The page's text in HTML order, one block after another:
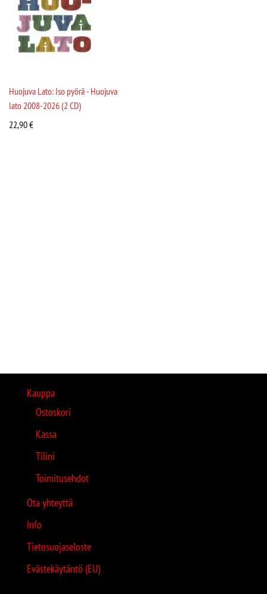
Huojuva Lato: Iso pyörä - Huojuva
lato 2008-2026 (2 CD)
22,90€
Kauppa
Ostoskori
Kassa
Tilini
Toimitusehdot
Ota yhteyttä
Info
Tietosuojaseloste
Evästekäytäntö (EU)